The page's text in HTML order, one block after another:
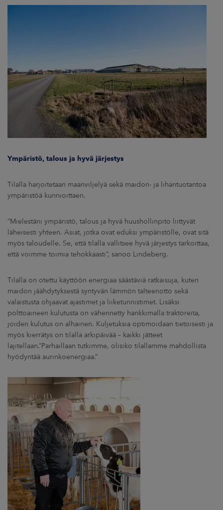
Ympäristö, talous ja hyvä järjestys
Tilalla harjoitetaan maanviljelyä sekä maidon- ja lihantuotantoa
ympäristöä kunnioittaen.
”Mielestäni ympäristö, talous ja hyvä huushollinpito liittyvät
läheisesti yhteen. Asiat, jotka ovat eduksi ympäristölle, ovat sitä
myös taloudelle. Se, että tilalla vallitsee hyvä järjestys tarkoittaa,
että voimme toimia tehokkaasti”, sanoo Lindeberg.
Tilalla on otettu käyttöön energiaa säästäviä ratkaisuja, kuten
maidon jäähdytyksestä syntyvän lämmön talteenotto sekä
valaistusta ohjaavat ajastimet ja liiketunnistimet. Lisäksi
polttoaineen kulutusta on vähennetty hankkimalla traktoreita,
joiden kulutus on alhainen. Kuljetuksia optimoidaan tietoisesti ja
myös kierrätys on tilalla arkipäivää – kaikki jätteet
lajitellaan.”Parhaillaan tutkimme, olisiko tilallamme mahdollista
hyödyntää aurinkoenergiaa.”